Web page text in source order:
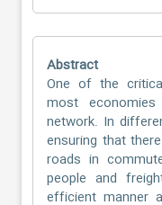
Abstract
One of the
most
network. In
ensuring that
roads in
people and
efficient manner